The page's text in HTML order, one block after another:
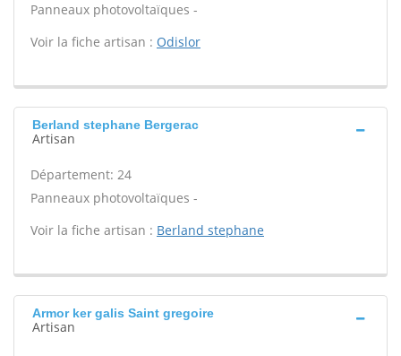
Panneaux photovoltaïques -
Voir la fiche artisan : Odislor
Berland stephane Bergerac
Artisan
Département: 24
Panneaux photovoltaïques -
Voir la fiche artisan : Berland stephane
Armor ker galis Saint gregoire
Artisan